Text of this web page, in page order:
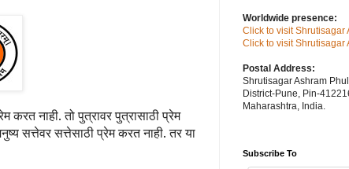
नाही. तो पुत्रावर पुत्रासाठी प्रेम
सत्तेवर सत्तेसाठी प्रेम करत नाही. तर या
Worldwide presence:
Click to visit Shrutisagar
Click to visit Shrutisagar
Postal Address:
Shrutisagar Ashram
District-Pune, Pin-
Maharashtra, India.
Subscribe To